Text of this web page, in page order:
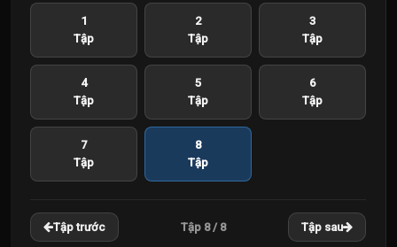
1
Tập
2
Tập
3
Tập
4
Tập
5
Tập
6
Tập
7
Tập
8
Tập
Tập trước Tập 8 / 8 Tập sau